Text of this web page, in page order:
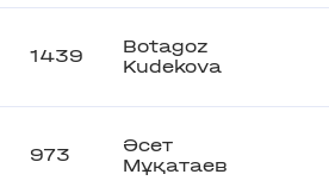
1439
Botagoz
Kudekova
973
Әсет
Мұқатаев